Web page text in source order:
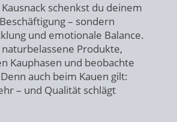
schenkst du deinem
– sondern
und emotionale Balance.
Produkte,
Kauphasen und beobachte
auch beim Kauen gilt:
– und Qualität schlägt